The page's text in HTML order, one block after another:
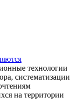
технологии
систематизации
на территории